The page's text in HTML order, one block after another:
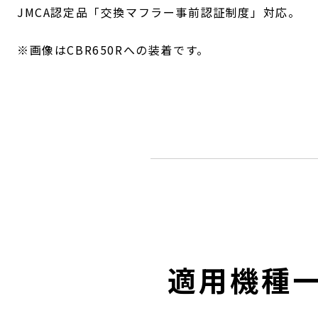
JMCA認定品「交換マフラー事前認証制度」対応。
※画像はCBR650Rへの装着です。
適用機種